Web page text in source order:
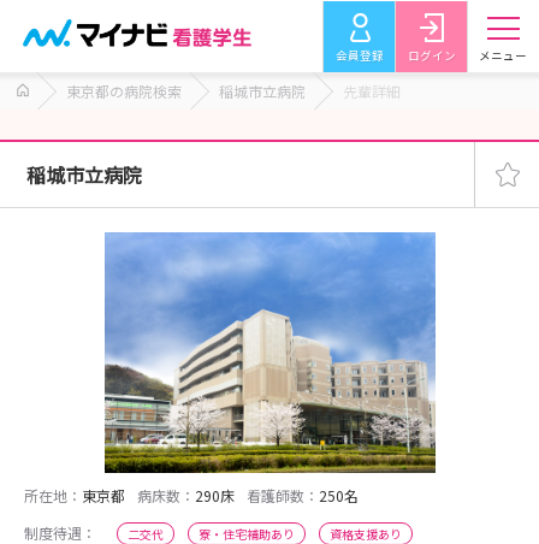
会員登録 ログイン メニュー
東京都の病院検索 稲城市立病院 先輩詳細
稲城市立病院
所在地： 東京都 病床数： 290床 看護師数： 250名
制度待遇：
二交代 寮・住宅補助あり
資格支援あり